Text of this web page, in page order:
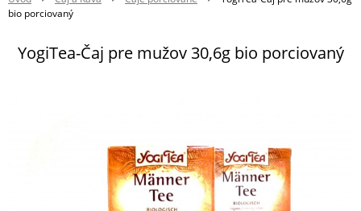
bio porciovaný
YogiTea-Čaj pre mužov 30,6g bio porciovaný